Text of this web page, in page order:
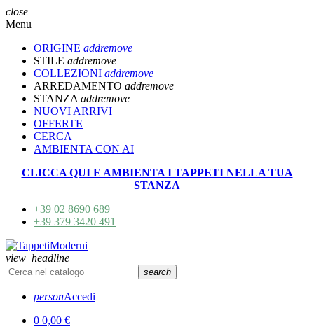
close
Menu
ORIGINE addremove
STILE addremove
COLLEZIONI addremove
ARREDAMENTO addremove
STANZA addremove
NUOVI ARRIVI
OFFERTE
CERCA
AMBIENTA CON AI
CLICCA QUI E AMBIENTA I TAPPETI NELLA TUA
STANZA
+39 02 8690 689
+39 379 3420 491
view_headline
search
personAccedi
0 0,00 €